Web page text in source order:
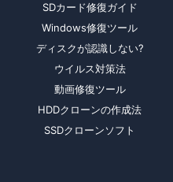
SDカード修復ガイド
Windows修復ツール
ディスクが認識しない?
ウイルス対策法
動画修復ツール
HDDクローンの作成法
SSDクローンソフト